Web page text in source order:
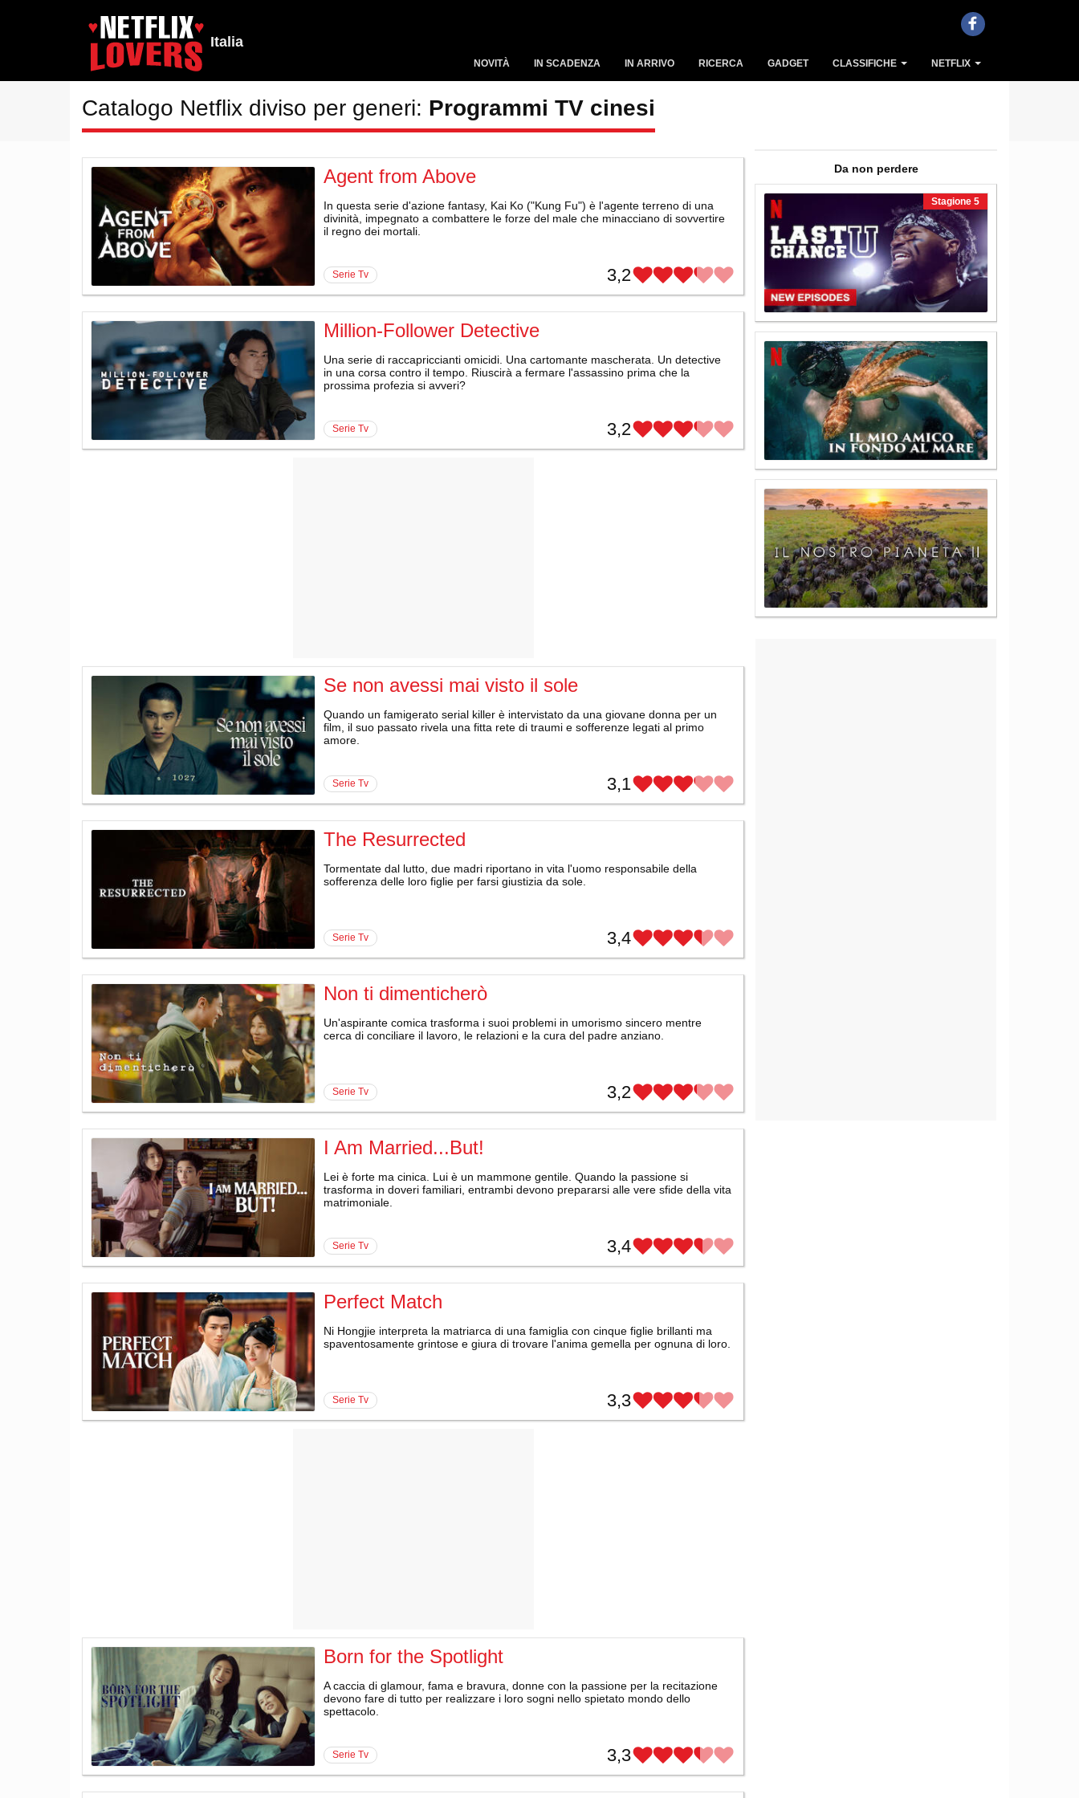
Italia
NOVITÀ IN SCADENZA IN ARRIVO RICERCA GADGET CLASSIFICHE NETFLIX
Catalogo Netflix diviso per generi: Programmi TV cinesi
Agent from Above
In questa serie d'azione fantasy, Kai Ko ("Kung Fu") è l'agente terreno di una
divinità, impegnato a combattere le forze del male che minacciano di sovvertire
il regno dei mortali.
serie Tv 3,2
Million-Follower Detective
Una serie di raccapriccianti omicidi. Una cartomante mascherata. Un detective
in una corsa contro il tempo. Riuscirà a fermare l'assassino prima che la
prossima profezia si avveri?
serie Tv 3,2
Se non avessi mai visto il sole
Quando un famigerato serial killer è intervistato da una giovane donna per un
film, il suo passato rivela una fitta rete di traumi e sofferenze legati al primo
amore.
serie Tv 3,1
The Resurrected
Tormentate dal lutto, due madri riportano in vita l'uomo responsabile della
sofferenza delle loro figlie per farsi giustizia da sole.
serie Tv 3,4
Non ti dimenticherò
Un'aspirante comica trasforma i suoi problemi in umorismo sincero mentre
cerca di conciliare il lavoro, le relazioni e la cura del padre anziano.
serie Tv 3,2
I Am Married...But!
Lei è forte ma cinica. Lui è un mammone gentile. Quando la passione si
trasforma in doveri familiari, entrambi devono prepararsi alle vere sfide della vita
matrimoniale.
serie Tv 3,4
Perfect Match
Ni Hongjie interpreta la matriarca di una famiglia con cinque figlie brillanti ma
spaventosamente grintose e giura di trovare l'anima gemella per ognuna di loro.
serie Tv 3,3
Born for the Spotlight
A caccia di glamour, fama e bravura, donne con la passione per la recitazione
devono fare di tutto per realizzare i loro sogni nello spietato mondo dello
spettacolo.
serie Tv 3,3
Da non perdere
stagione 5